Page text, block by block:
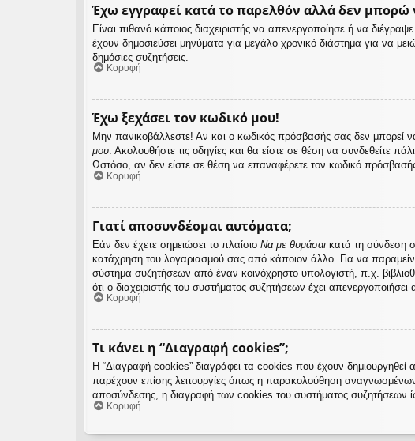
Έχω εγγραφεί κατά το παρελθόν αλλά δεν
Είναι πιθανό κάποιος διαχειριστής να απενεργοποίησε ή να
έχουν δημοσιεύσει μηνύματα για μεγάλο χρονικό διάστημα για να
δημόσιες συζητήσεις.
Κορυφή
Έχω ξεχάσει τον κωδικό μου!
Μην πανικοβάλλεστε! Αν και ο κωδικός πρόσβασής σας δεν μπορεί
μου. Ακολουθήστε τις οδηγίες και θα είστε σε θέση να συνδεθείτε
Ωστόσο, αν δεν είστε σε θέση να επαναφέρετε τον κωδικό
Κορυφή
Γιατί αποσυνδέομαι αυτόματα;
Εάν δεν έχετε σημειώσει το πλαίσιο Να με θυμάσαι κατά τη σύνδεση
κατάχρηση του λογαριασμού σας από κάποιον άλλο. Για να
σύστημα συζητήσεων από έναν κοινόχρηστο υπολογιστή, π.χ.
ότι ο διαχειριστής του συστήματος συζητήσεων έχει απενεργοποιήσει
Κορυφή
Τι κάνει η “Διαγραφή cookies”;
Η “Διαγραφή cookies” διαγράφει τα cookies που έχουν
παρέχουν επίσης λειτουργίες όπως η παρακολούθηση
αποσύνδεσης, η διαγραφή των cookies του συστήματος συζητήσεων
Κορυφή